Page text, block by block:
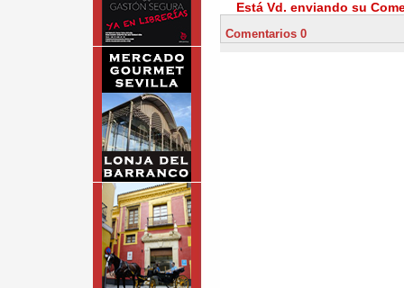
Está Vd. enviando su
Comentarios 0